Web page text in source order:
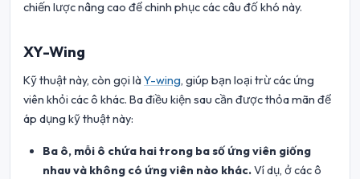
chiến lược nâng cao để chinh phục các câu đố khó này.
XY-Wing
Kỹ thuật này, còn gọi làY-wing, giúp bạn loại trừ các ứng
viên khỏi các ô khác. Ba điều kiện sau cần được thỏa mãn để
áp dụng kỹ thuật này:
Ba ô, mỗi ô chứa hai trong ba số ứng viên giống
nhau và không có ứng viên nào khác.Ví dụ, ở các ô